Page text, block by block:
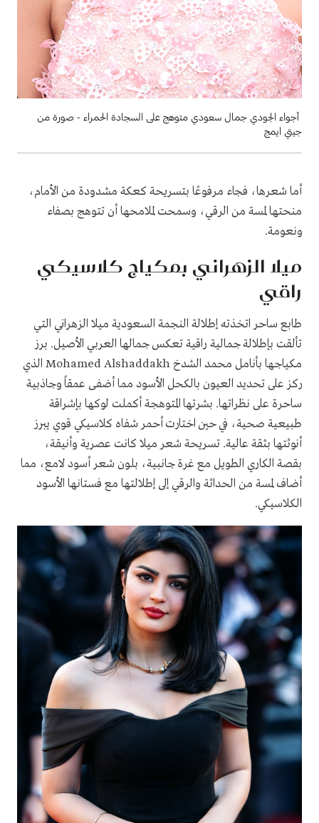
أجواء الجودي جمال سعودي متوهج على السجادة الحمراء - صورة من
جيتي ايمج
أما شعرها، فجاء مرفوعًا بتسريحة كعكة مشدودة من الأمام،
منحتها لمسة من الرقي، وسمحت لملامحها أن تتوهج بصفاء
ونعومة.
ميلا الزهراني بمكياج كلاسيكي
راقي
طابع ساحر اتخذته إطلالة النجمة السعودية ميلا الزهراني التي
تألقت بإطلالة جمالية راقية تعكس جمالها العربي الأصيل. برز
مكياجها بأنامل محمد الشدخ Mohamed Alshaddakh الذي
ركز على تحديد العيون بالكحل الأسود مما أضفى عمقاً وجاذبية
ساحرة على نظراتها. بشرتها المتوهجة أكملت لوكها بإشراقة
طبيعية صحية، في حين اختارت أحمر شفاه كلاسيكي قوي يبرز
أنوثتها بثقة عالية. تسريحة شعر ميلا كانت عصرية وأنيقة،
بقصة الكاري الطويل مع غرة جانبية، بلون شعر أسود لامع، مما
أضاف لمسة من الحداثة والرقي إلى إطلالتها مع فستانها الأسود
الكلاسيكي.